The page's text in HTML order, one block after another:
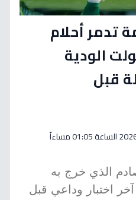
تدمر أحلام
الودية
قبل
الذي خرج به
اختبار وداعي قبل